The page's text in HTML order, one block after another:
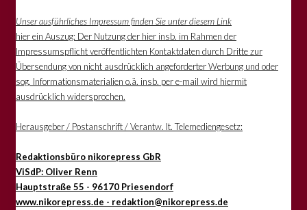
Unser ausführliches Impressum finden Sie unter diesem Link
hier ein Auszug: Der Nutzung der hier insb. im Rahmen der
Impressumspflicht veröffentlichten Kontaktdaten durch Dritte zur
Übersendung von nicht ausdrücklich angeforderter Werbung und oder
sog. Informationsmaterialien o.ä. insb. per e-mail wird hiermit
ausdrücklich widersprochen.
Herausgeber / Postanschrift / Verantw. lt. Telemediengesetz:
Redaktionsbüro nikorepress GbR
ViSdP: Oliver Renn
Hauptstraße 55 - 96170 Priesendorf
www.nikorepress.de - redaktion@nikorepress.de